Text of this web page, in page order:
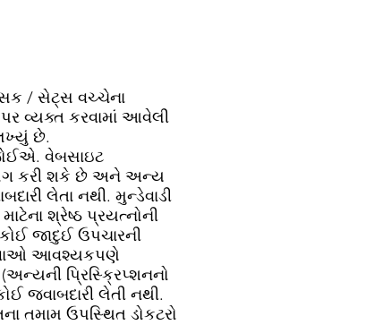
/ સેટ્સ વચ્ચેના
વ્યક્ત કરવામાં આવેલી
છે.
વેબસાઇટ
કરી શકે છે અને અન્ય
લેતા નથી. મુન્ડેવાડી
શ્રેષ્ઠ પ્રયત્નોની
જાદુઈ ઉપચારની
આવશ્યકપણે
પ્રિસ્ક્રિપ્શનનો
જવાબદારી લેતી નથી.
તમામ ઉપસ્થિત ડોકટરો